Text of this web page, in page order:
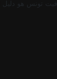
تونس هو دليل